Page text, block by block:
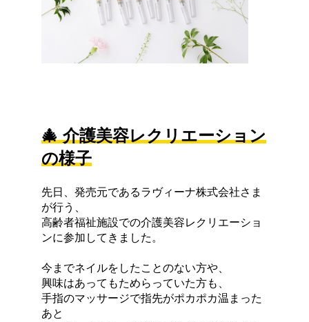
🎄 介護美容レクリエーション
の様子
先日、発売元であるラヴィーナ株式会社さま
が行う、
高齢者福祉施設での介護美容レクリエーショ
ンに参加してきました。
今までネイルをしたことのない方や、
興味はあってもためらっていた方も、
手指のマッサージで指先がポカポカ温まった
あと